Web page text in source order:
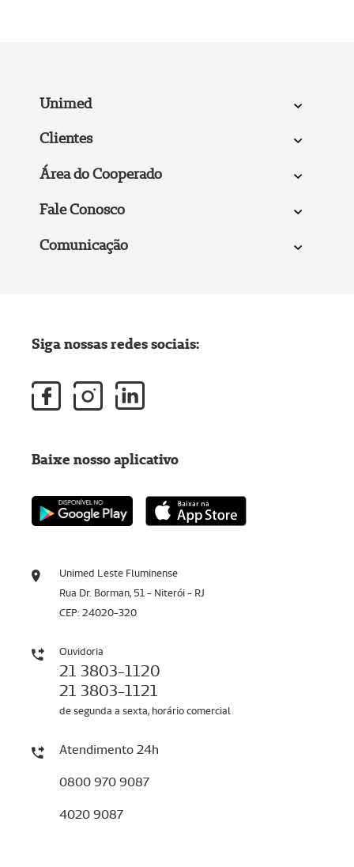
Unimed
Clientes
Área do Cooperado
Fale Conosco
Comunicação
Unimed Leste Fluminense
Rua Dr. Borman, 51 - Niterói - RJ
CEP: 24020-320
Ouvidoria
21 3803-1120
21 3803-1121
de segunda a sexta, horário comercial
Atendimento 24h
0800 970 9087
4020 9087
Siga nossas redes sociais:
Baixe nosso aplicativo